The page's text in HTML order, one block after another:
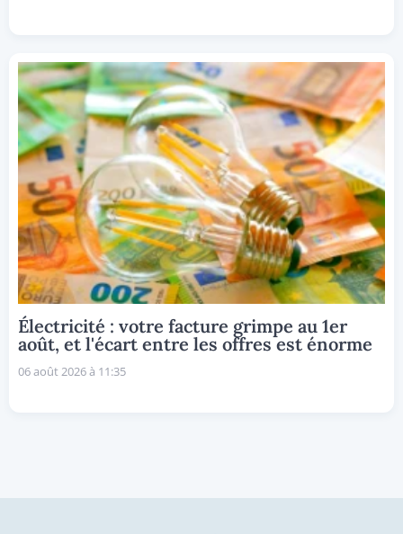
Électricité : votre facture grimpe au 1er
août, et l'écart entre les offres est énorme
06 août 2026 à 11:35